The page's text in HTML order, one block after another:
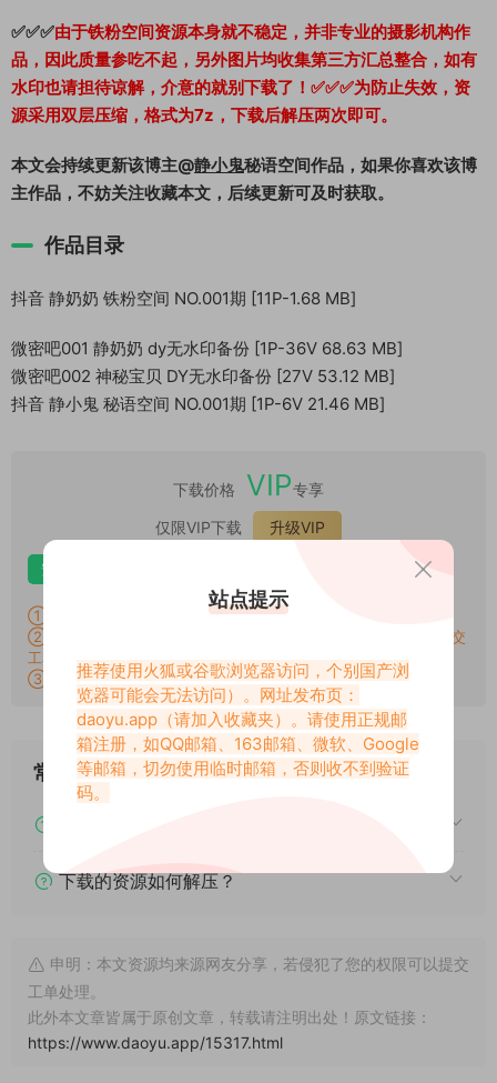
✅✅✅由于铁粉空间资源本身就不稳定，并非专业的摄影机构作
品，因此质量参吃不起，另外图片均收集第三方汇总整合，如有
水印也请担待谅解，介意的就别下载了！✅✅✅为防止失效，资
源采用双层压缩，格式为7z，下载后解压两次即可。
本文会持续更新该博主@静小鬼秘语空间作品，如果你喜欢该博
主作品，不妨关注收藏本文，后续更新可及时获取。
作品目录
抖音 静奶奶 铁粉空间 NO.001期 [11P-1.68 MB]
微密吧001 静奶奶 dy无水印备份 [1P-36V 68.63 MB]
微密吧002 神秘宝贝 DY无水印备份 [27V 53.12 MB]
抖音 静小鬼 秘语空间 NO.001期 [1P-6V 21.46 MB]
下载价格 VIP专享
仅限VIP下载
升级VIP
安卓解压
①：所有素材切勿外传，仅供欣赏，喜欢请支持原作者！
②：所有素材密码均已测试，遇见问题站内有教程学习，不会再提交
工单。
③：所有素材均无露点、纯绿色版本，若有需求请另寻，谢谢！
常见问题
下载的资源如何解压？
申明：本文资源均来源网友分享，若侵犯了您的权限可以提交
工单处理。
此外本文章皆属于原创文章，转载请注明出处！原文链接：
https://www.daoyu.app/15317.html
站点提示
推荐使用火狐或谷歌浏览器访问，个别国产浏
览器可能会无法访问）。网址发布页：
daoyu.app （请加入收藏夹）。请使用正规邮
箱注册，如QQ邮箱、163邮箱、微软、Google
等邮箱，切勿使用临时邮箱，否则收不到验证
码。